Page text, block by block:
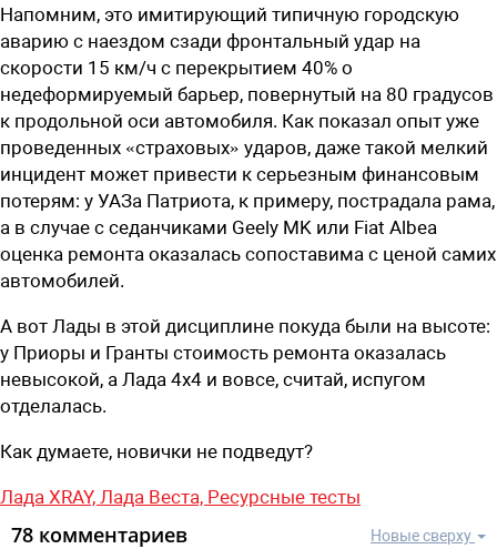
Напомним, это имитирующий типичную городскую
аварию с наездом сзади фронтальный удар на
скорости 15 км/ч с перекрытием 40% о
недеформируемый барьер, повернутый на 80 градусов
к продольной оси автомобиля. Как показал опыт уже
проведенных «страховых» ударов, даже такой мелкий
инцидент может привести к серьезным финансовым
потерям: у УАЗа Патриота, к примеру, пострадала рама,
а в случае с седанчиками Geely MK или Fiat Albea
оценка ремонта оказалась сопоставима с ценой самих
автомобилей.
А вот Лады в этой дисциплине покуда были на высоте:
у Приоры и Гранты стоимость ремонта оказалась
невысокой, а Лада 4х4 и вовсе, считай, испугом
отделалась.
Как думаете, новички не подведут?
Лада XRAY, Лада Веста, Ресурсные тесты
Новые сверху
78 комментариев